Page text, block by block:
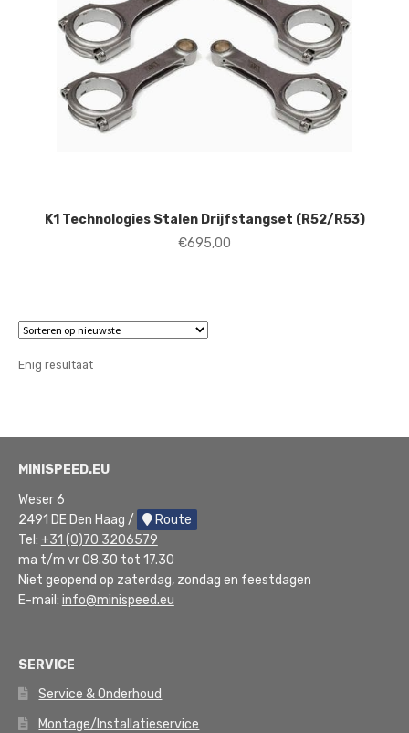
K1 Technologies Stalen Drijfstangset (R52/R53)
€695,00
Enig resultaat
MINISPEED.EU
Weser 6
2491 DE Den Haag /
Route
Tel: +31 (0)70 3206579
ma t/m vr 08.30 tot 17.30
Niet geopend op zaterdag, zondag en feestdagen
E-mail: info@minispeed.eu
SERVICE
Service & Onderhoud
Montage/Installatieservice